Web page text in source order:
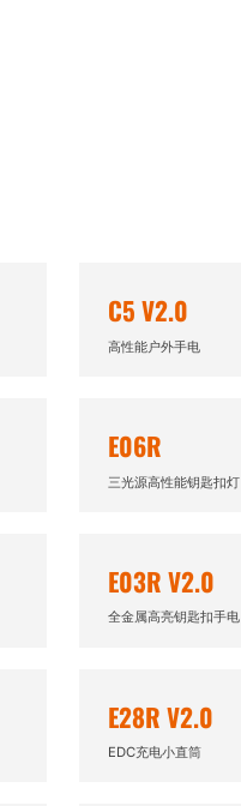
C5 V2.0
高性能户外手电
E06R
三光源高性能钥匙扣灯
E03R V2.0
全金属高亮钥匙扣手电
E28R V2.0
EDC充电小直筒